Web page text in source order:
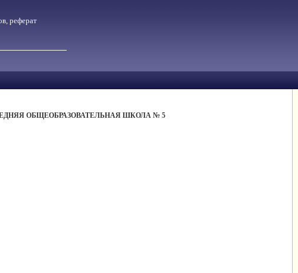
реферат
ОБЩЕОБРАЗОВАТЕЛЬНАЯ ШКОЛА № 5